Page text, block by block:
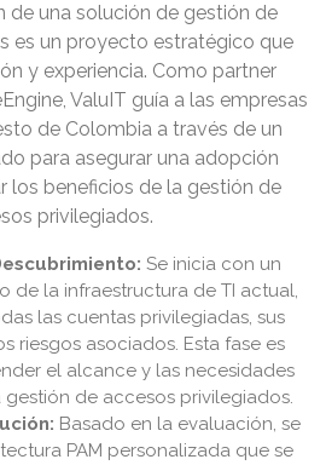
de una solución de gestión de
es un proyecto estratégico que
y experiencia. Como partner
ValuIT guía a las empresas
de Colombia a través de un
para asegurar una adopción
los beneficios de la gestión de
privilegiados.
Se inicia con un
de la infraestructura de TI actual,
las cuentas privilegiadas, sus
riesgos asociados. Esta fase es
el alcance y las necesidades
de accesos privilegiados.
Basado en la evaluación, se
PAM personalizada que se